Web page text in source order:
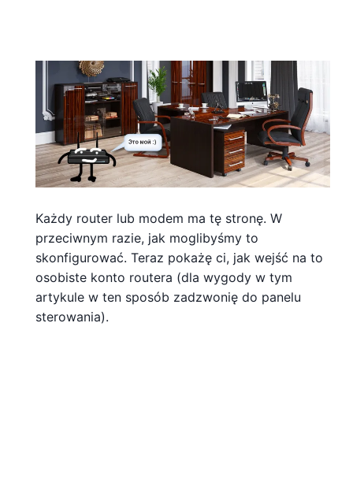
Każdy router lub modem ma tę stronę. W
przeciwnym razie, jak moglibyśmy to
skonfigurować. Teraz pokażę ci, jak wejść na to
osobiste konto routera (dla wygody w tym
artykule w ten sposób zadzwonię do panelu
sterowania).